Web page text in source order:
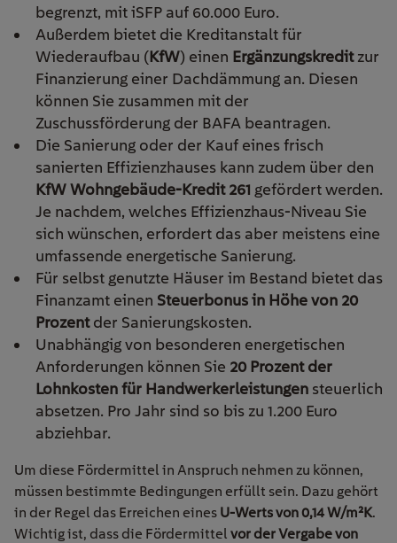
begrenzt, mit iSFP auf 60.000 Euro.
Außerdem bietet die Kreditanstalt für
Wiederaufbau (KfW) einen Ergänzungskreditzur
Finanzierung einer Dachdämmung an. Diesen
können Sie zusammen mit der
Zuschussförderung der BAFA beantragen.
Die Sanierung oder der Kauf eines frisch
sanierten Effizienzhauses kann zudem über den
KfW Wohngebäude-Kredit 261 gefördert werden.
Je nachdem, welches Effizienzhaus-Niveau Sie
sich wünschen, erfordert das aber meistens eine
umfassende energetische Sanierung.
Für selbst genutzte Häuser im Bestand bietet das
Finanzamt einen Steuerbonus in Höhe von 20
Prozentder Sanierungskosten.
Unabhängig von besonderen energetischen
Anforderungen können Sie 20 Prozent der
Lohnkosten für Handwerkerleistungen steuerlich
absetzen. Pro Jahr sind so bis zu 1.200 Euro
abziehbar.
Um diese Fördermittel in Anspruch nehmen zu können,
müssen bestimmte Bedingungen erfüllt sein. Dazu gehört
in der Regel das Erreichen eines U-Werts von 0,14 W/m²K.
Wichtig ist, dass die Fördermittel vor der Vergabe von